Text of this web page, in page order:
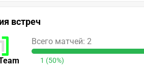
встреч
Всего матчей: 2
1 (50%)